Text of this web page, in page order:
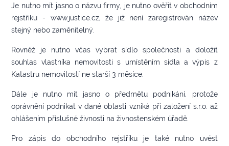
Je nutno mít jasno o názvu firmy, je nutno ověřit v obchodním
rejstříku - www.justice.cz, že již není zaregistrován název
stejný nebo zaměnitelný.
Rovněž je nutno včas vybrat sídlo společnosti a doložit
souhlas vlastníka nemovitosti s umístěním sídla a výpis z
Katastru nemovitostí ne starší 3 měsíce.
Dále je nutno mít jasno o předmětu podnikání, protože
oprávnění podnikat v dané oblasti vzniká při založení s.r.o. až
ohlášením příslušné živnosti na živnostenském úřadě.
Pro zápis do obchodního rejstříku je také nutno uvést